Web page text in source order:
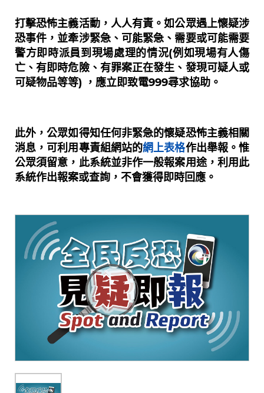
打擊恐怖主義活動，人人有責。如公眾遇上懷疑涉
恐事件，並牽涉緊急、可能緊急、需要或可能需要
警方即時派員到現場處理的情況(例如現場有人傷
亡、有即時危險、有罪案正在發生、發現可疑人或
可疑物品等等) ，應立即致電999尋求協助。
此外，公眾如得知任何非緊急的懷疑恐怖主義相關
消息，可利用專責組網站的網上表格作出舉報。惟
公眾須留意，此系統並非作一般報案用途，利用此
系統作出報案或查詢，不會獲得即時回應。